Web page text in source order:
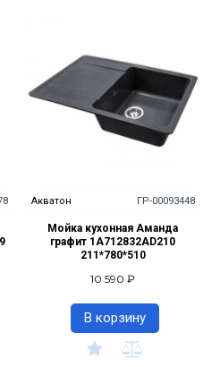
Акватон ГР-00093448
Мойка кухонная Аманда
графит 1A712832AD210
211*780*510
10 590 ₽
В корзину